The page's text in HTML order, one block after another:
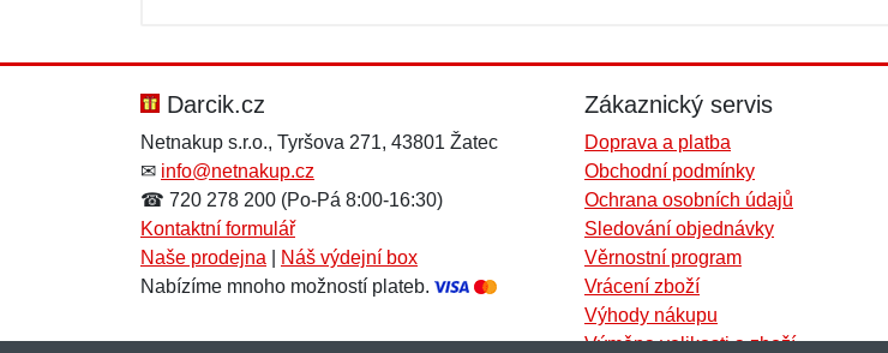
Zpráva*
Zpráva*
Darcik.cz
Netnakup s.r.o., Tyršova 271, 43801 Žatec
✉ info@netnakup.cz
☎ 720 278 200 (Po-Pá 8:00-16:30)
Kontaktní formulář
Naše prodejna
Náš výdejní box
Nabízíme mnoho možností plateb.
Zákaznický servis
Doprava a platba
Obchodní podmínky
Ochrana osobních údajů
Sledování objednávky
Věrnostní program
Vrácení zboží
Výhody nákupu
Výměna velikosti a zboží